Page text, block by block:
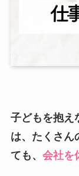
子どもを抱え
は、たくさん
ても、 会社を